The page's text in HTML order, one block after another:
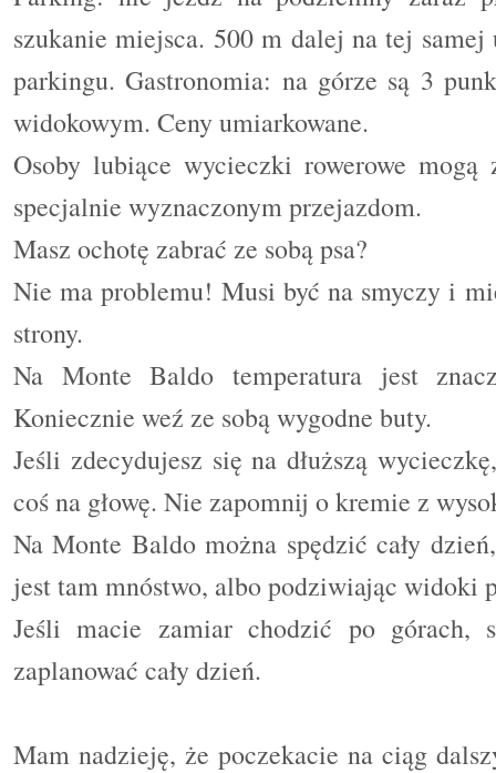
szukanie miejsca. 500 m dalej na tej
parkingu. Gastronomia: na górze są 3
widokowym. Ceny umiarkowane.
Osoby lubiące wycieczki rowerowe
specjalnie wyznaczonym przejazdom.
Masz ochotę zabrać ze sobą psa?
Nie ma problemu! Musi być na smyczy i
strony.
Na Monte Baldo temperatura jest
Koniecznie weź ze sobą wygodne buty.
Jeśli zdecydujesz się na dłuższą
coś na głowę. Nie zapomnij o kremie z
Na Monte Baldo można spędzić cały
jest tam mnóstwo, albo podziwiając widoki
Jeśli macie zamiar chodzić po górach,
zaplanować cały dzień.
Mam nadzieję, że poczekacie na ciąg